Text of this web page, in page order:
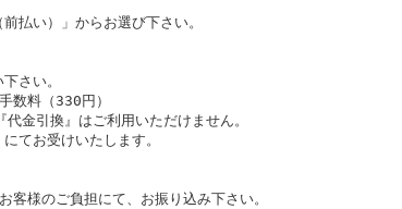
払い）」からお選び下さい。
さい。
数料（330円）
金引換』はご利用いただけません。
てお受けいたします。
客様のご負担にて、お振り込み下さい。